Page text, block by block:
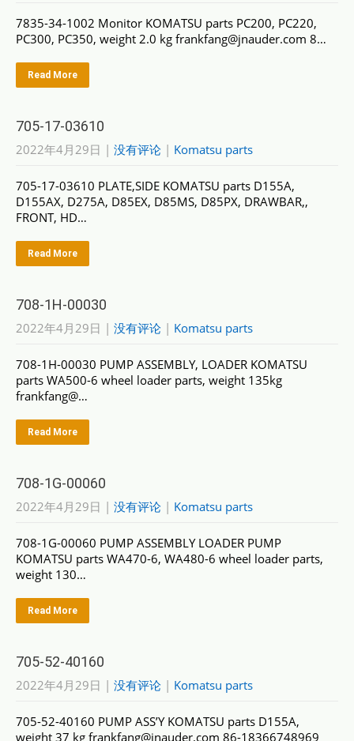
7835-34-1002 Monitor KOMATSU parts PC200, PC220,
PC300, PC350, weight 2.0 kg frankfang@jnauder.com 8…
Read More
705-17-03610
2022年4月29日 | 没有评论 | Komatsu parts
705-17-03610 PLATE,SIDE KOMATSU parts D155A,
D155AX, D275A, D85EX, D85MS, D85PX, DRAWBAR,,
FRONT, HD…
Read More
708-1H-00030
2022年4月29日 | 没有评论 | Komatsu parts
708-1H-00030 PUMP ASSEMBLY, LOADER KOMATSU
parts WA500-6 wheel loader parts, weight 135kg
frankfang@…
Read More
708-1G-00060
2022年4月29日 | 没有评论 | Komatsu parts
708-1G-00060 PUMP ASSEMBLY LOADER PUMP
KOMATSU parts WA470-6, WA480-6 wheel loader parts,
weight 130…
Read More
705-52-40160
2022年4月29日 | 没有评论 | Komatsu parts
705-52-40160 PUMP ASS’Y KOMATSU parts D155A,
weight 37 kg frankfang@jnauder.com 86-18366748969